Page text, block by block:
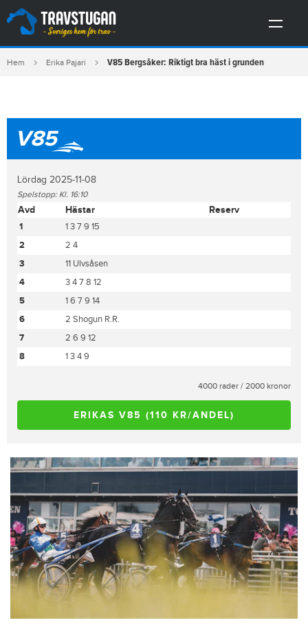
Hem Erika Pajari V85 Bergsåker: Riktigt bra häst i grunden
V85
Lördag 2025-11-08
Spelstopp: Kl. 16:10
Avd Hästar Reserv
1
1 3 7 9 15
2
2 4
3
11 Ulvsåsen
4
3 4 7 8 12
5
1 6 7 9 14
6
2 Shogun R.R.
7
2 6 9 12
8
1 3 4 9
4000 rader / 2000 kronor
ERIKAS V85 (110 KR/ANDEL)